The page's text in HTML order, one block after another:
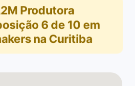
Produtora
6 de 10 em
na Curitiba